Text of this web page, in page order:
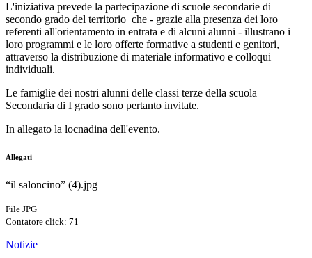
L'iniziativa prevede la partecipazione di scuole secondarie di
secondo grado del territorio che - grazie alla presenza dei loro
referenti all'orientamento in entrata e di alcuni alunni - illustrano i
loro programmi e le loro offerte formative a studenti e genitori,
attraverso la distribuzione di materiale informativo e colloqui
individuali.
Le famiglie dei nostri alunni delle classi terze della scuola
Secondaria di I grado sono pertanto invitate.
In allegato la locnadina dell'evento.
Allegati
“il saloncino” (4).jpg
File JPG
Contatore click: 71
Notizie